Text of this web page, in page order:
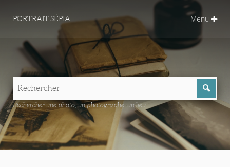
PORTRAIT SÉPIA Menu
Rechercher une photo, un photographe, un lieu...